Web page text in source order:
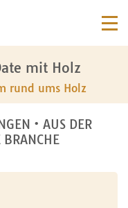
mit Holz
rund ums Holz
• AUS DER
BRANCHE